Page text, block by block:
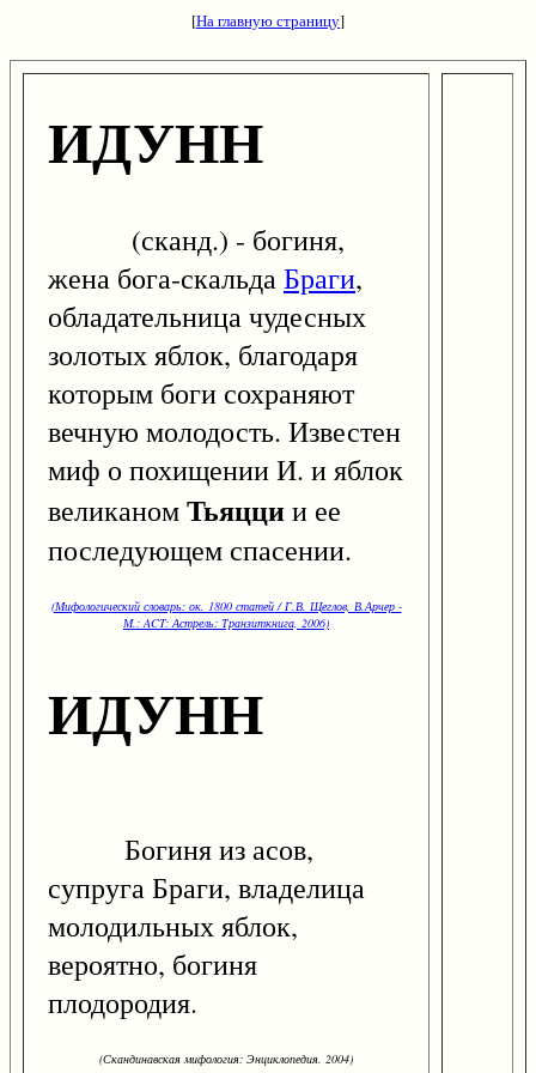
[На главную страницу]
ИДУНН
(сканд.) - богиня,
жена бога-скальдаБраги,
обладательница чудесных
золотых яблок, благодаря
которым боги сохраняют
вечную молодость. Известен
миф о похищении И. и яблок
великаномТьяцции ее
последующем спасении.
(Мифологический словарь: ок. 1800 статей / Г.В. Щеглов, В.Арчер -
М.: ACT: Астрель: Транзиткнига, 2006)
ИДУНН
Богиня из асов,
супруга Браги, владелица
молодильных яблок,
вероятно, богиня
плодородия.
(Скандинавская мифология: Энциклопедия. 2004)